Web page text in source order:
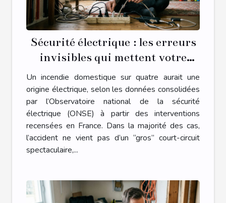
Sécurité électrique : les erreurs
invisibles qui mettent votre
foyer en danger
Un incendie domestique sur quatre aurait une
origine électrique, selon les données consolidées
par l’Observatoire national de la sécurité
électrique (ONSE) à partir des interventions
recensées en France. Dans la majorité des cas,
l’accident ne vient pas d’un “gros” court-circuit
spectaculaire,...